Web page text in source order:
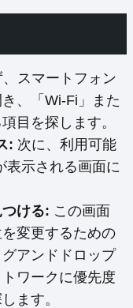
、スマートフォン
、「Wi-Fi」また
目を探します。
: 次に、利用可能
表示される画面に
ける: この画面
変更するための
アンドドロップ
ワークに優先度
ます。